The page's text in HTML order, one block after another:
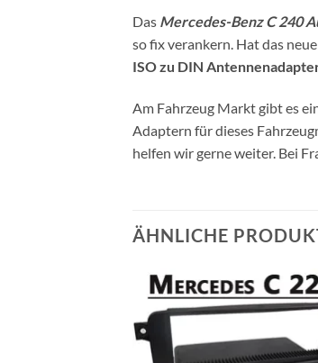
Das Mercedes-Benz C 240
so fix verankern. Hat das
ISO zu DIN
Am Fahrzeug Markt gibt es
Adaptern für dieses
helfen wir gerne weiter. Bei
ÄHNLICHE